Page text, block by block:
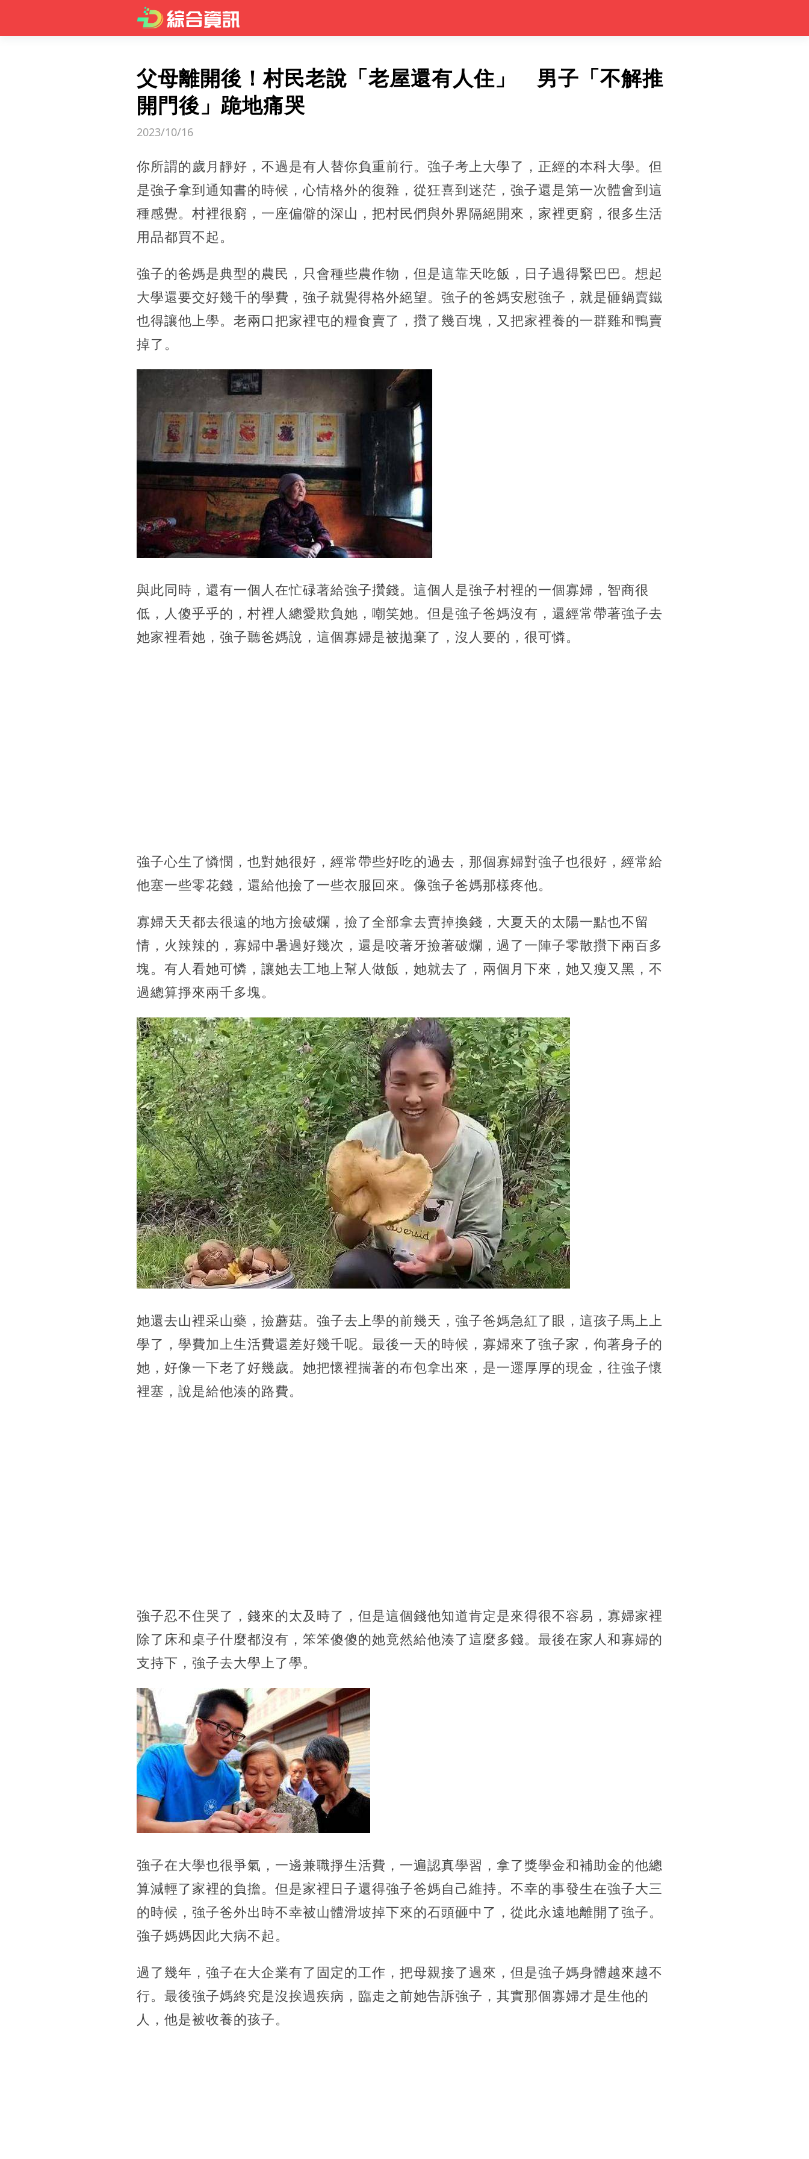
父母離開後！村民老說「老屋還有人住」 男子「不解推
開門後」跪地痛哭
2023/10/16
你所謂的歲月靜好，不過是有人替你負重前行。強子考上大學了，正經的本科大學。但
是強子拿到通知書的時候，心情格外的復雜，從狂喜到迷茫，強子還是第一次體會到這
種感覺。 村裡很窮，一座偏僻的深山，把村民們與外界隔絕開來，家裡更窮，很多生活
用品都買不起。
強子的爸媽是典型的農民，只會種些農作物，但是這靠天吃飯，日子過得緊巴巴。想起
大學還要交好幾千的學費， 強子就覺得格外絕望。強子的爸媽安慰強子，就是砸鍋賣鐵
也得讓他上學。老兩口把家裡屯的糧食賣了，攢了幾百塊，又把家裡養的一群雞和鴨賣
掉了。
與此同時，還有一個人在忙碌著給強子攢錢。這個人是強子村裡的一個寡婦，智商很
低，人傻乎乎的，村裡人總愛欺負她，嘲笑她。但是強子爸媽沒有，還經常帶著強子去
她家裡看她，強子聽爸媽說，這個寡婦是被拋棄了，沒人要的，很可憐。
強子心生了憐憫，也對她很好，經常帶些好吃的過去，那個寡婦對強子也很好，經常給
他塞一些零花錢，還給他撿了一些衣服回來。像強子爸媽那樣疼他。
寡婦天天都去很遠的地方撿破爛，撿了全部拿去賣掉換錢，大夏天的太陽一點也不留
情，火辣辣的，寡婦中暑過好幾次，還是咬著牙撿著破爛，過了一陣子零散攢下兩百多
塊。有人看她可憐，讓她去工地上幫人做飯，她就去了，兩個月下來，她又瘦又黑，不
過總算掙來兩千多塊。
她還去山裡采山藥，撿蘑菇。強子去上學的前幾天，強子爸媽急紅了眼，這孩子馬上上
學了，學費加上生活費還差好幾千呢。最後一天的時候，寡婦來了強子家，佝著身子的
她，好像一下老了好幾歲。她把懷裡揣著的布包拿出來，是一遝厚厚的現金，往強子懷
裡塞，說是給他湊的路費。
強子忍不住哭了，錢來的太及時了，但是這個錢他知道肯定是來得很不容易，寡婦家裡
除了床和桌子什麼都沒有，笨笨傻傻的她竟然給他湊了這麼多錢。最後在家人和寡婦的
支持下，強子去大學上了學。
強子在大學也很爭氣，一邊兼職掙生活費，一遍認真學習，拿了獎學金和補助金的他總
算減輕了家裡的負擔。但是家裡日子還得強子爸媽自己維持。不幸的事發生在強子大三
的時候，強子爸外出時不幸被山體滑坡掉下來的石頭砸中了，從此永遠地離開了強子。
強子媽媽因此大病不起。
過了幾年，強子在大企業有了固定的工作，把母親接了過來，但是強子媽身體越來越不
行。最後強子媽終究是沒挨過疾病，臨走之前她告訴強子，其實那個寡婦才是生他的
人，他是被收養的孩子。